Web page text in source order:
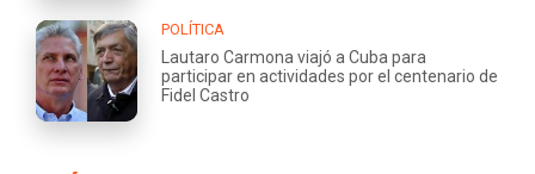
POLÍTICA
Lautaro Carmona viajó a Cuba para
participar en actividades por el centenario de
Fidel Castro